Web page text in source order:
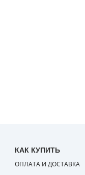
КАК КУПИТЬ
ОПЛАТА И ДОСТАВКА